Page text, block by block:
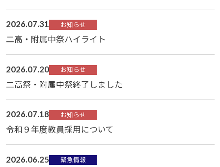
2026.07.31 お知らせ
二高・附属中祭ハイライト
2026.07.20 お知らせ
二高祭・附属中祭終了しました
2026.07.18 お知らせ
令和９年度教員採用について
2026.06.25 緊急情報